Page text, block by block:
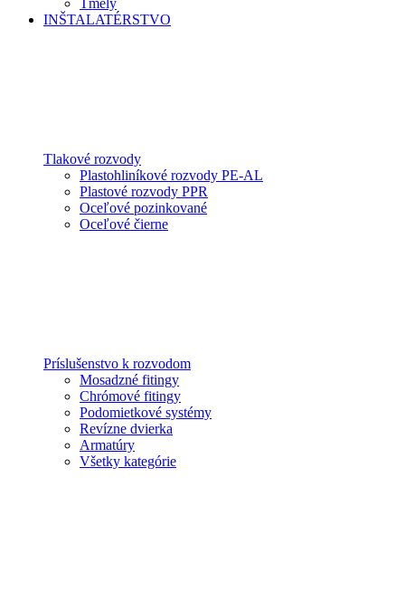
Tmely
INŠTALATÉRSTVO
Tlakové rozvody
Plastohliníkové rozvody PE-AL
Plastové rozvody PPR
Oceľové pozinkované
Oceľové čierne
Príslušenstvo k rozvodom
Mosadzné fitingy
Chrómové fitingy
Podomietkové systémy
Revízne dvierka
Armatúry
Všetky kategórie